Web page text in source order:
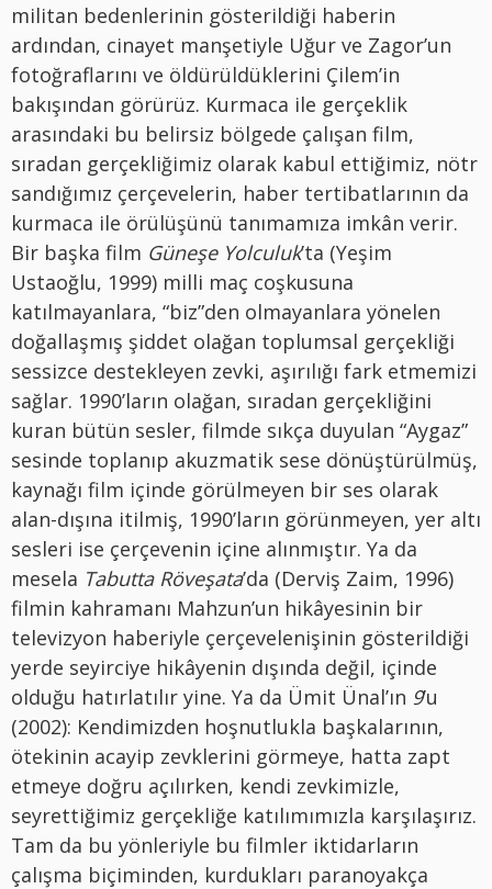
militan bedenlerinin gösterildiği haberin
ardından, cinayet manşetiyle Uğur ve Zagor’un
fotoğraflarını ve öldürüldüklerini Çilem’in
bakışından görürüz. Kurmaca ile gerçeklik
arasındaki bu belirsiz bölgede çalışan film,
sıradan gerçekliğimiz olarak kabul ettiğimiz, nötr
sandığımız çerçevelerin, haber tertibatlarının da
kurmaca ile örülüşünü tanımamıza imkân verir.
Bir başka film Güneşe Yolculuk’ta (Yeşim
Ustaoğlu, 1999) milli maç coşkusuna
katılmayanlara, “biz”den olmayanlara yönelen
doğallaşmış şiddet olağan toplumsal gerçekliği
sessizce destekleyen zevki, aşırılığı fark etmemizi
sağlar. 1990’ların olağan, sıradan gerçekliğini
kuran bütün sesler, filmde sıkça duyulan “Aygaz”
sesinde toplanıp akuzmatik sese dönüştürülmüş,
kaynağı film içinde görülmeyen bir ses olarak
alan-dışına itilmiş, 1990’ların görünmeyen, yer altı
sesleri ise çerçevenin içine alınmıştır. Ya da
mesela Tabutta Röveşata’da (Derviş Zaim, 1996)
filmin kahramanı Mahzun’un hikâyesinin bir
televizyon haberiyle çerçevelenişinin gösterildiği
yerde seyirciye hikâyenin dışında değil, içinde
olduğu hatırlatılır yine. Ya da Ümit Ünal’ın 9’u
(2002): Kendimizden hoşnutlukla başkalarının,
ötekinin acayip zevklerini görmeye, hatta zapt
etmeye doğru açılırken, kendi zevkimizle,
seyrettiğimiz gerçekliğe katılımımızla karşılaşırız.
Tam da bu yönleriyle bu filmler iktidarların
çalışma biçiminden, kurdukları paranoyakça